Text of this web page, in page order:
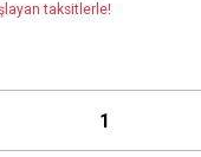
taksitlerle!